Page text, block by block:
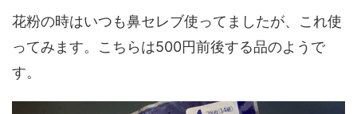
花粉の時はいつも鼻セレブ使ってましたが、これ使
ってみます。こちらは500円前後する品のようで
す。